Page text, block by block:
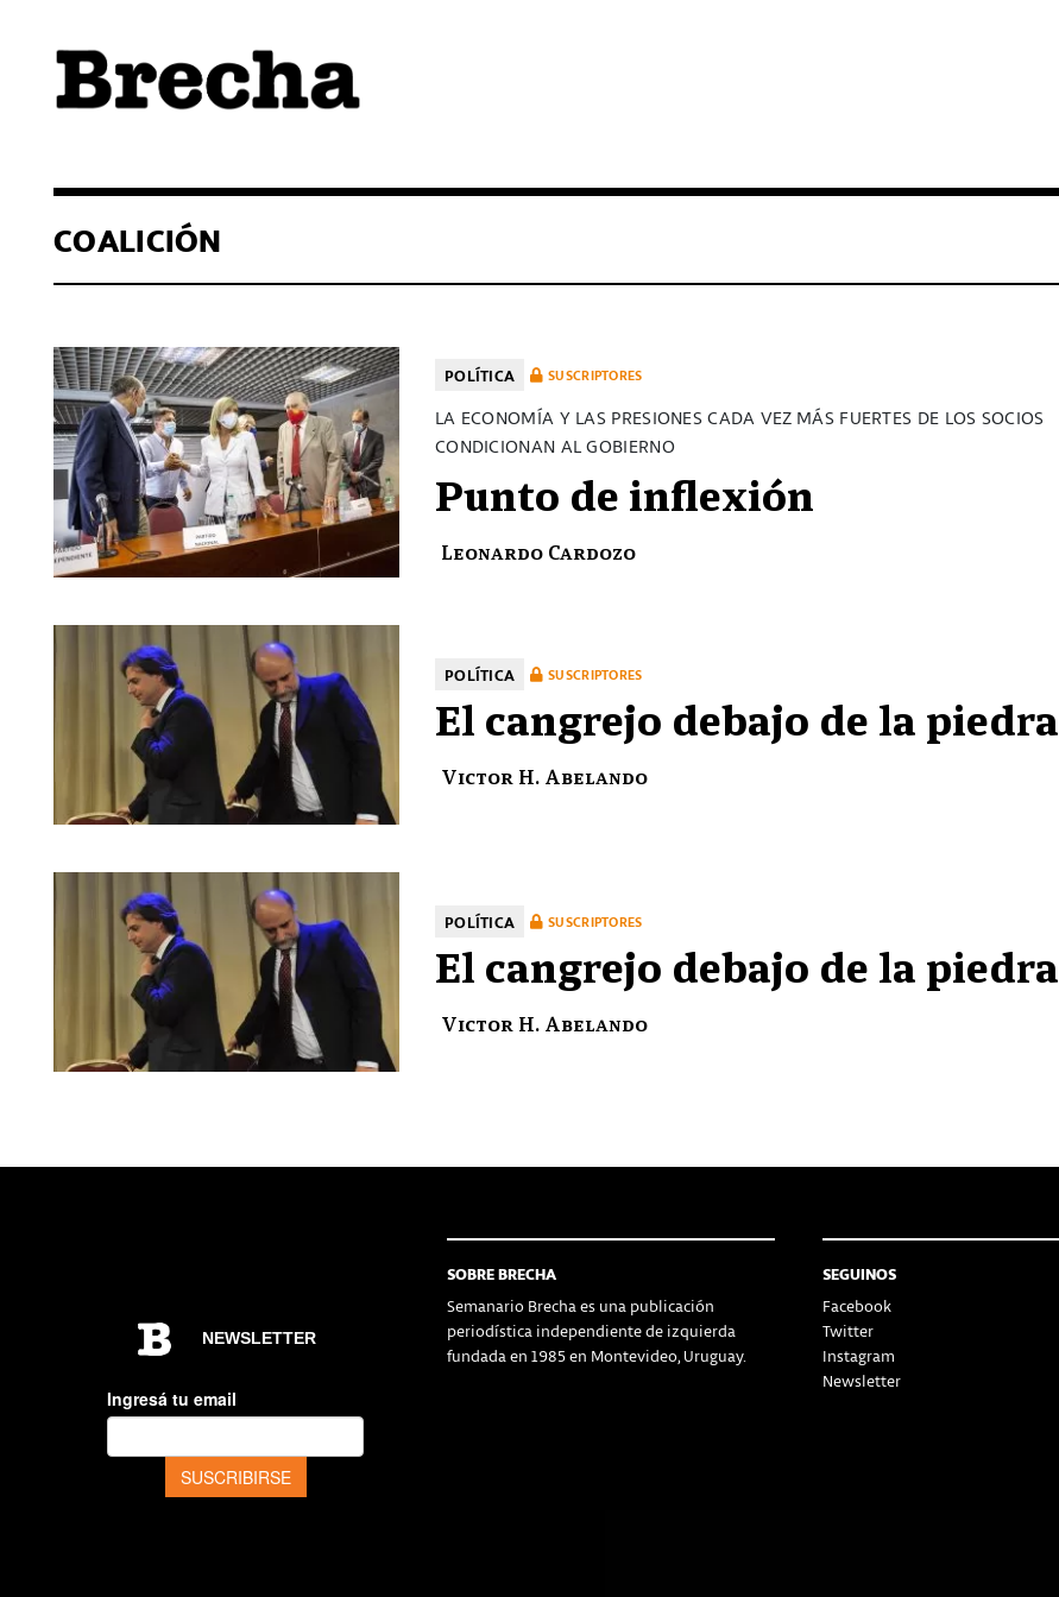
COALICIÓN
POLÍTICA SUSCRIPTORES
LA ECONOMÍA Y LAS PRESIONES CADA VEZ MÁS FUERTES DE LOS SOCIOS
CONDICIONAN AL GOBIERNO
Punto de inflexión
Leonardo Cardozo
POLÍTICA SUSCRIPTORES
El cangrejo debajo de la piedra
Victor H. Abelando
POLÍTICA SUSCRIPTORES
El cangrejo debajo de la piedra
Victor H. Abelando
SOBRE BRECHA
Semanario Brecha es una publicación
periodística independiente de izquierda
fundada en 1985 en Montevideo, Uruguay.
SEGUINOS
Facebook
Twitter
Instagram
Newsletter